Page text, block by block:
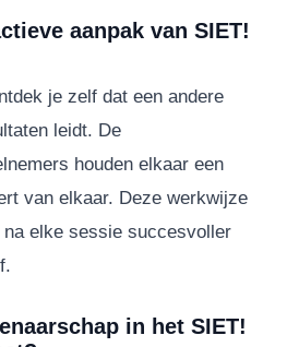
aanpak van SIET!
je zelf dat een andere
leidt. De
houden elkaar een
van elkaar. Deze werkwijze
elke sessie succesvoller
in het SIET!